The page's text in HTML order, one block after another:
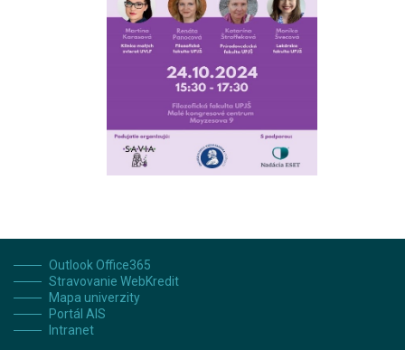
Outlook Office365
Stravovanie WebKredit
Mapa univerzity
Portál AIS
Intranet